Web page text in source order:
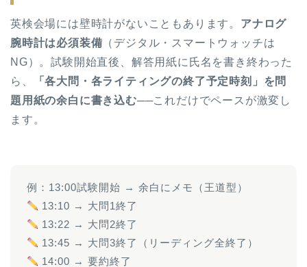
英検会場には壁時計がないこともあります。 アナログ
腕時計は必須装備 （デジタル・スマートウォッチは
NG）。試験開始直後、解答用紙に氏名を書き終わった
ら、
「各大問・各ライティングの終了予定時刻」を問
題用紙の余白に書き込む──これだけでペースが激変し
ます。
例：13:00試験開始 → 余白にメモ（王道型）
13:10 → 大問1終了
13:22 → 大問2終了
13:45 → 大問3終了（リーディング全終了）
14:00 → 要約終了